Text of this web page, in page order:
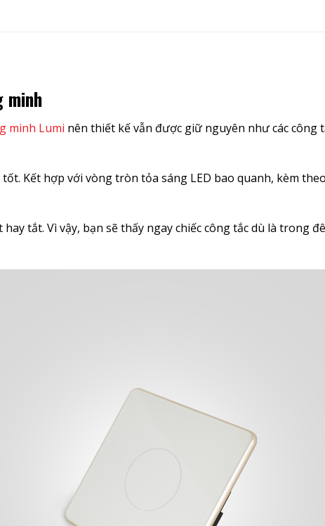
minh
minh Lumi nên thiết kế vẫn được giữ nguyên như các công
Kết hợp với vòng tròn tỏa sáng LED bao quanh, kèm
tắt. Vì vậy, bạn sẽ thấy ngay chiếc công tắc dù là trong